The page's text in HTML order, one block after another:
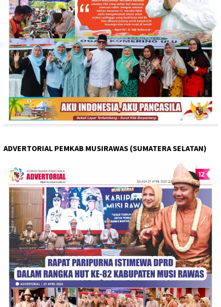
ADVERTORIAL PEMKAB MUSIRAWAS (SUMATERA SELATAN)